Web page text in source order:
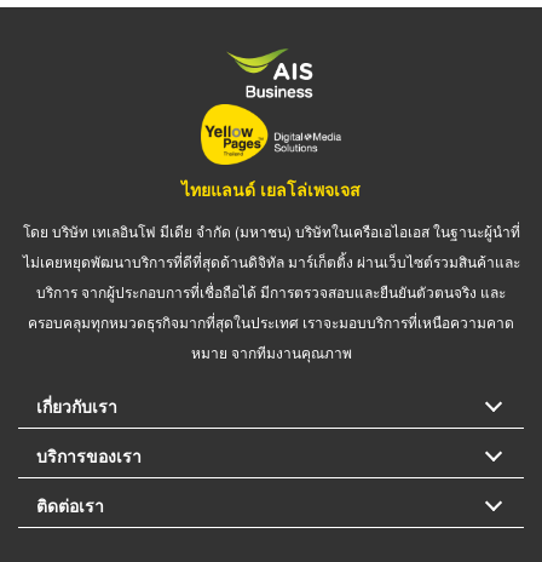
ไทยแลนด์ เยลโล่เพจเจส
โดย บริษัท เทเลอินโฟ มีเดีย จำกัด (มหาชน) บริษัทในเครือเอไอเอส ในฐานะผู้นำที่
ไม่เคยหยุดพัฒนาบริการที่ดีที่สุดด้านดิจิทัล มาร์เก็ตติ้ง ผ่านเว็บไซต์รวมสินค้าและ
บริการ จากผู้ประกอบการที่เชื่อถือได้ มีการตรวจสอบและยืนยันตัวตนจริง และ
ครอบคลุมทุกหมวดธุรกิจมากที่สุดในประเทศ เราจะมอบบริการที่เหนือความคาด
หมาย จากทีมงานคุณภาพ
เกี่ยวกับเรา
บริการของเรา
ติดต่อเรา